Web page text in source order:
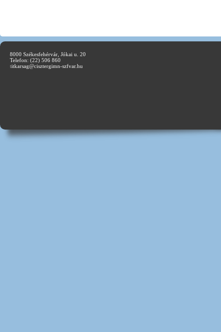
8000 Székesfehérvár, Jókai u. 20
Telefon: (22) 506 860
titkarsag@cisztergimn-szfvar.hu